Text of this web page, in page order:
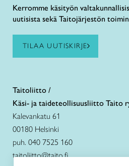
Kerromme käsityön
uutisista sekä Taitojärjestön
TILAA UUTISKIRJE
Taitoliitto /
Käsi- ja taideteollisuusliitto Taito
Kalevankatu 61
00180 Helsinki
puh. 040 7525 160
taitoliitto@taito.fi